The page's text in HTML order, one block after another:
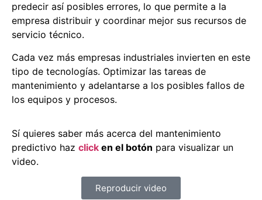
predecir así posibles errores, lo que permite a la
empresa distribuir y coordinar mejor sus recursos de
servicio técnico.
Cada vez más empresas industriales invierten en este
tipo de tecnologías. Optimizar las tareas de
mantenimiento y adelantarse a los posibles fallos de
los equipos y procesos.
Sí quieres saber más acerca del mantenimiento
predictivo haz click en el botón para visualizar un
video.
Reproducir video